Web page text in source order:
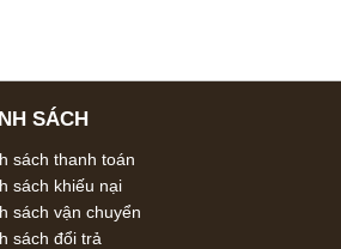
SÁCH
sách thanh toán
sách khiếu nại
sách vận chuyển
sách đổi trả